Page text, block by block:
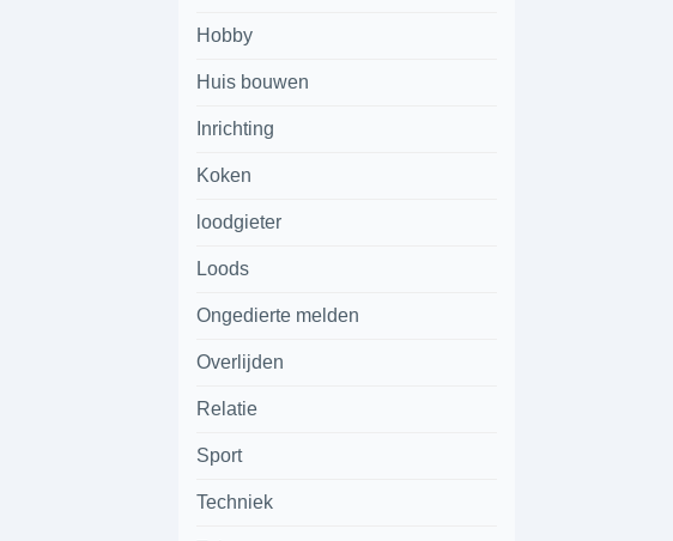
Hobby
Huis bouwen
Inrichting
Koken
loodgieter
Loods
Ongedierte melden
Overlijden
Relatie
Sport
Techniek